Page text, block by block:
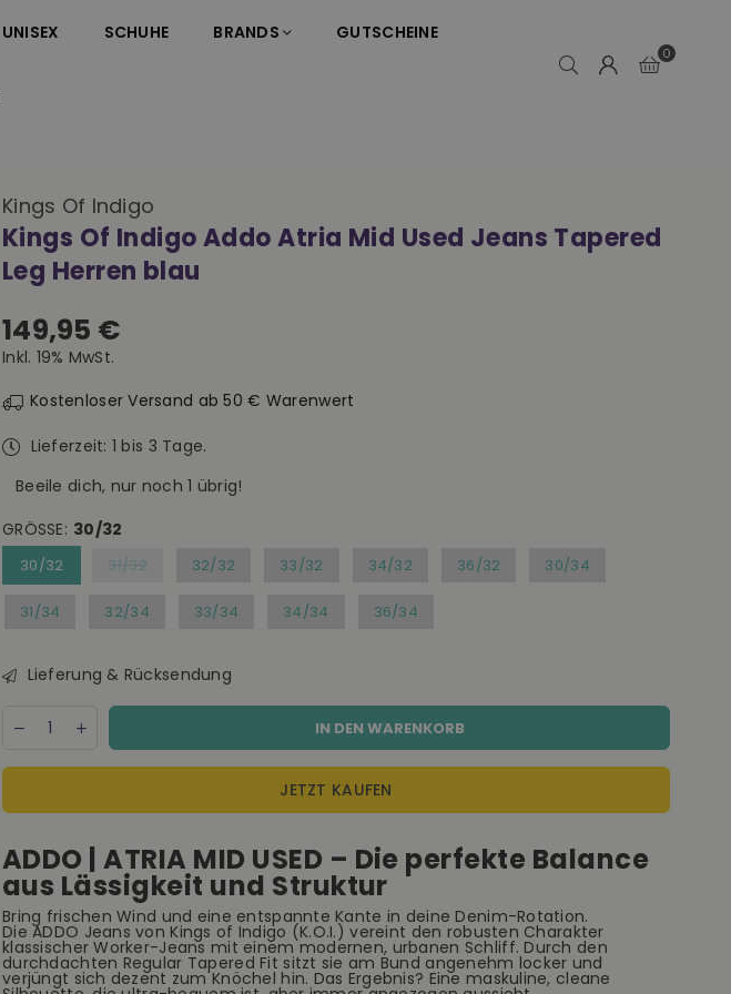
UNISEX SCHUHE BRANDS GUTSCHEINE
0
Kings Of Indigo
Kings Of Indigo Addo Atria Mid Used Jeans Tapered
Leg Herren blau
Normaler
Preis
149,95 €
Inkl. 19% MwSt.
Kostenloser Versand ab 50 € Warenwert
Lieferzeit: 1 bis 3 Tage.
Beeile dich, nur noch1 übrig!
GRÖSSE: 30/32
30/32 31/32 32/32 33/32 34/32 36/32 30/34
31/34 32/34 33/34 34/34 36/34
Lieferung & Rücksendung
Decrease
for
Atria
Mid
Used
Jeans
Tapered
Leg
Herren
Increase
quantity
for
Atria
Mid
Used
Jeans
Tapered
Leg
Herren
IN DEN WARENKORB
JETZT KAUFEN
ADDO | ATRIA MID USED – Die perfekte Balance
aus Lässigkeit und Struktur
Bring frischen Wind und eine entspannte Kante in deine Denim-Rotation.
Die ADDO Jeans von Kings of Indigo (K.O.I.) vereint den robusten Charakter
klassischer Worker-Jeans mit einem modernen, urbanen Schliff. Durch den
durchdachten Regular Tapered Fit sitzt sie am Bund angenehm locker und
verjüngt sich dezent zum Knöchel hin. Das Ergebnis? Eine maskuline, cleane